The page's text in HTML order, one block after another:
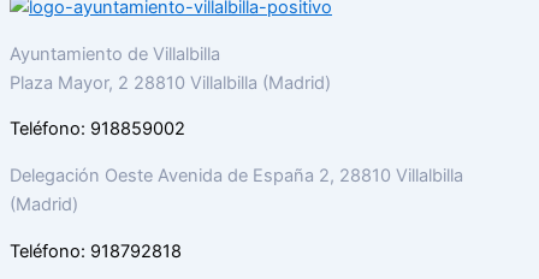
Ayuntamiento de Villalbilla
Plaza Mayor, 2 28810 Villalbilla (Madrid)
Teléfono: 918859002
Delegación Oeste Avenida de España 2, 28810 Villalbilla
(Madrid)
Teléfono: 918792818